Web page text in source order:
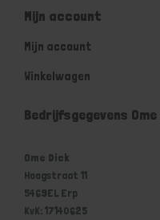
Mijn account
Mijn account
Winkelwagen
Bedrijfsgegevens Ome
Ome Dick
Hoogstraat 11
5469EL Erp
KvK: 17140625